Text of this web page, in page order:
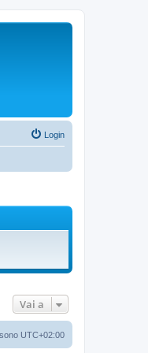
Login
Vai a
UTC+02:00